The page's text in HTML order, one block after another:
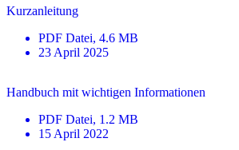
Kurzanleitung
PDF Datei, 4.6 MB
23 April 2025
Handbuch mit wichtigen Informationen
PDF Datei, 1.2 MB
15 April 2022